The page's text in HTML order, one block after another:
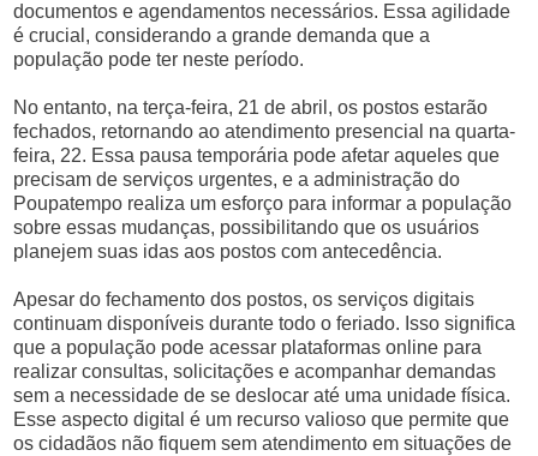
documentos e agendamentos necessários. Essa agilidade
é crucial, considerando a grande demanda que a
população pode ter neste período.
No entanto, na terça-feira, 21 de abril, os postos estarão
fechados, retornando ao atendimento presencial na quarta-
feira, 22. Essa pausa temporária pode afetar aqueles que
precisam de serviços urgentes, e a administração do
Poupatempo realiza um esforço para informar a população
sobre essas mudanças, possibilitando que os usuários
planejem suas idas aos postos com antecedência.
Apesar do fechamento dos postos, os serviços digitais
continuam disponíveis durante todo o feriado. Isso significa
que a população pode acessar plataformas online para
realizar consultas, solicitações e acompanhar demandas
sem a necessidade de se deslocar até uma unidade física.
Esse aspecto digital é um recurso valioso que permite que
os cidadãos não fiquem sem atendimento em situações de